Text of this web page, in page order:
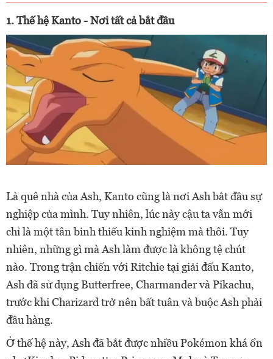
1. Thế hệ Kanto - Nơi tất cả bắt đầu
Là quê nhà của Ash, Kanto cũng là nơi Ash bắt đầu sự
nghiệp của mình. Tuy nhiên, lúc này cậu ta vẫn mới
chỉ là một tân binh thiếu kinh nghiệm mà thôi. Tuy
nhiên, những gì mà Ash làm được là không tệ chút
nào. Trong trận chiến với Ritchie tại giải đấu Kanto,
Ash đã sử dụng Butterfree, Charmander và Pikachu,
trước khi Charizard trở nên bất tuân và buộc Ash phải
đầu hàng.
Ở thế hệ này, Ash đã bắt được nhiều Pokémon khá ổn